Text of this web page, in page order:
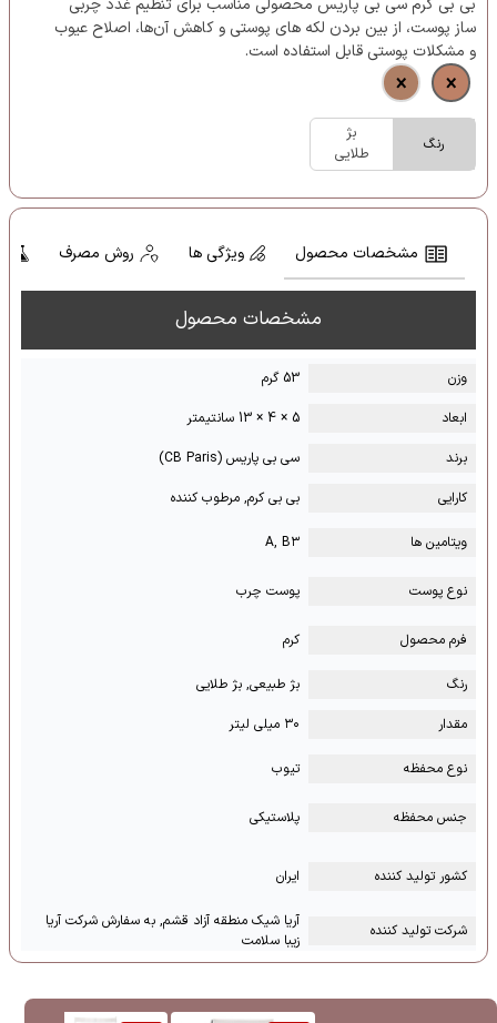
بی بی کرم سی بی پاریس محصولی مناسب برای تنظیم غدد چربی
ساز پوست، از بین بردن لکه های پوستی و کاهش آن‌ها، اصلاح عیوب
و مشکلات پوستی قابل استفاده است.
رنگ
بژ
طلایی
مشخصات محصول ویژگی ها روش مصرف
مشخصات محصول
وزن
53 گرم
ابعاد
5 × 4 × 13 سانتیمتر
برند
سی بی پاریس (CB Paris)
کارایی
بی بی کرم, مرطوب کننده
ویتامین ها A, B۳
نوع پوست پوست چرب
فرم محصول کرم
رنگ
بژ طبیعی, بژ طلایی
مقدار
۳۰ میلی لیتر
نوع محفظه تیوب
جنس محفظه پلاستیکی
کشور تولید کننده ایران
شرکت تولید کننده
آریا شیک منطقه آزاد قشم, به سفارش شرکت آریا
زیبا سلامت